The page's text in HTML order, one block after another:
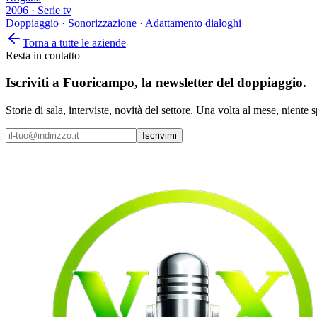
2006 · Serie tv
Doppiaggio · Sonorizzazione · Adattamento dialoghi
Torna a tutte le aziende
Resta in contatto
Iscriviti a Fuoricampo, la newsletter del doppiaggio.
Storie di sala, interviste, novità del settore. Una volta al mese, niente
Iscrivimi